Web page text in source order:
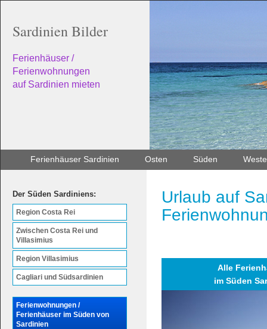
Sardinien Bilder
Ferienhäuser /
Ferienwohnungen
auf Sardinien mieten
Ferienhäuser Sardinien Osten Süden
Der Süden Sardiniens:
Region Costa Rei
Zwischen Costa Rei und
Villasimius
Region Villasimius
Cagliari und Südsardinien
Ferienwohnungen /
Ferienhäuser im Süden von
Sardinien
Urlaub auf
Alle
im Süden